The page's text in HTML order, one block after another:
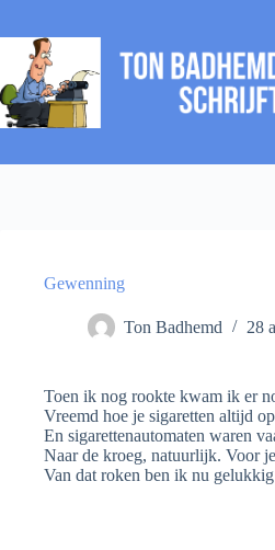
inhoud
Gewenning
Ton Badhemd 28
Toen ik nog rookte kwam ik er
Vreemd hoe je sigaretten altijd
En sigarettenautomaten waren
Naar de kroeg, natuurlijk. Voor
Van dat roken ben ik nu